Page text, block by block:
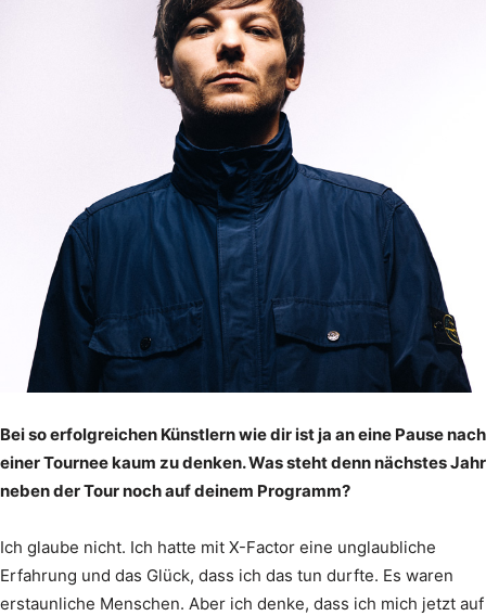
Bei so erfolgreichen Künstlern wie dir ist ja an eine Pause nach
einer Tournee kaum zu denken. Was steht denn nächstes Jahr
neben der Tour noch auf deinem Programm?
Ich glaube nicht. Ich hatte mit X-Factor eine unglaubliche
Erfahrung und das Glück, dass ich das tun durfte. Es waren
erstaunliche Menschen. Aber ich denke, dass ich mich jetzt auf